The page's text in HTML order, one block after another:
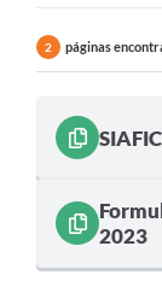
2 páginas
SIAFIC
2023